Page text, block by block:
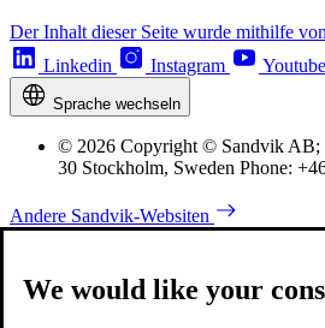
Der Inhalt dieser Seite wurde mithilfe
Linkedin
Instagram Youtube
Sprache wechseln
© 2026 Copyright © Sandvik AB;
30 Stockholm, Sweden Phone:
Andere Sandvik-Websiten
We would like your